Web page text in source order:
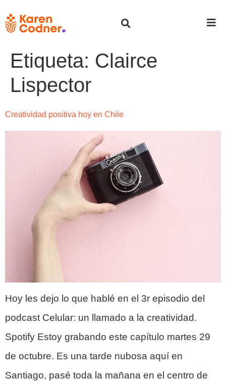
Etiqueta: Clairce
Lispector
Creatividad positiva hoy en Chile
Hoy les dejo lo que hablé en el 3r episodio del
podcast Celular: un llamado a la creatividad.
Spotify Estoy grabando este capítulo martes 29
de octubre. Es una tarde nubosa aquí en
Santiago, pasé toda la mañana en el centro de